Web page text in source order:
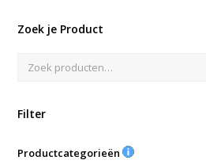
Zoek je Product
Filter
Productcategorieën